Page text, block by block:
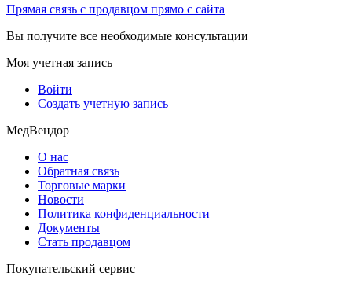
Прямая связь с продавцом прямо с сайта
Вы получите все необходимые консультации
Моя учетная запись
Войти
Создать учетную запись
МедВендор
О нас
Обратная связь
Торговые марки
Новости
Политика конфиденциальности
Документы
Стать продавцом
Покупательский сервис